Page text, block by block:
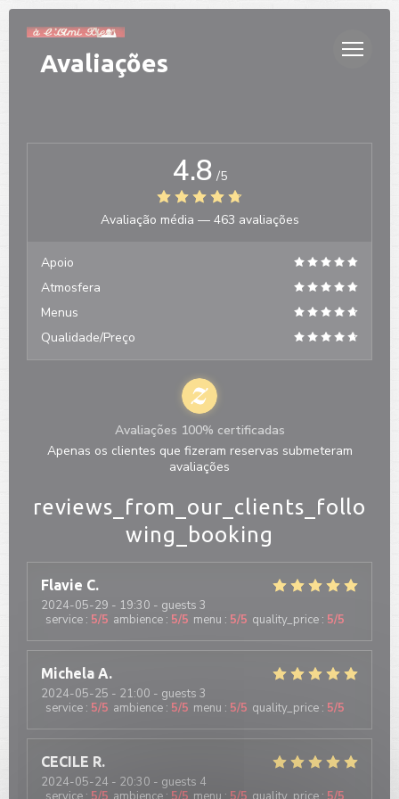
Painel de Gerenciamento de Cookies
Avaliações
reviews_from_our_clients_follo
wing_booking
Flavie C
2024-05-29 - 19:30 - guests 3
service : 5/5 ambience : 5/5 menu : 5/5 quality_price : 5/5
Michela A
2024-05-25 - 21:00 - guests 3
service : 5/5 ambience : 5/5 menu : 5/5 quality_price : 5/5
CECILE R
2024-05-24 - 20:30 - guests 4
4.8 /5
Avaliação média — 463 avaliações
Apoio
Atmosfera
Menus
Qualidade/Preço
Avaliações 100% certificadas
Apenas os clientes que fizeram reservas submeteram
avaliações